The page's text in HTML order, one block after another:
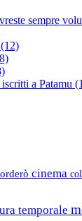
sempre
(12)
a Patamu
cinema
temporale